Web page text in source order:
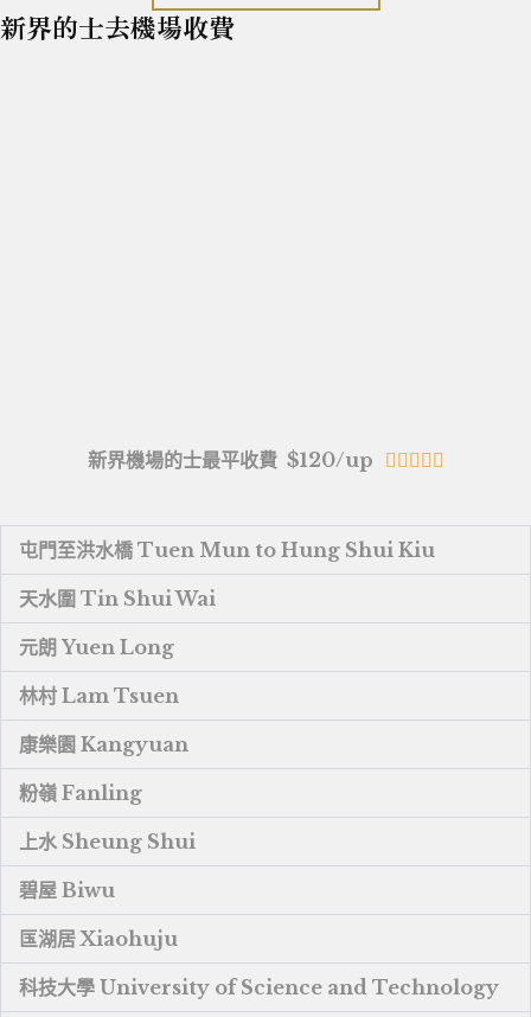
新界的士去機場收費
新界機場的士最平收費 $120/up     
屯門至洪水橋 Tuen Mun to Hung Shui Kiu
天水圍 Tin Shui Wai
元朗 Yuen Long
林村 Lam Tsuen
康樂園 Kangyuan
粉嶺 Fanling
上水 Sheung Shui
碧屋 Biwu
匤湖居 Xiaohuju
科技大學 University of Science and Technology